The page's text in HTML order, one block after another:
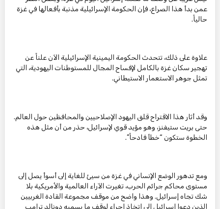
عمن بدأ هذا الصراع، فإن الحكومة الإسرائيلية مذنبة بأفعالها في غزة
حالياً.
علاوة على ذلك، تتحدث الحكومة اليمينية الإسرائيلية الآن علناً عن
تهجير سكان غزة بالكامل لإفساح المجال للمستوطنات اليهودية، التي
تمثل جوهر الاستعمار الاستيطاني.
وقد أثار هذا الاقتراح قلق اليهود الإصلاحيين والمحافظين حول العالم.
حتى بريت ستيفنز، وهو مؤيد قوي لإسرائيل، حذر من أن مثل هذه
الخطوة ستكون “خطأ فادحاً”.
ومع تدهور الوضع الإنساني في غزة من سيئ للغاية إلى أسوأ يصل إلى
مستوى محاكم جرائم الحرب، تغيرت الآراء العالمية والأمريكية بلا
شك تجاه إسرائيل. وهذا واضح من موقف مجموعة القادة الغربيين
الذين دعوا إسرائيل إلى اتخاذ إجراء لوقف ما يسميه دونالد ترامب